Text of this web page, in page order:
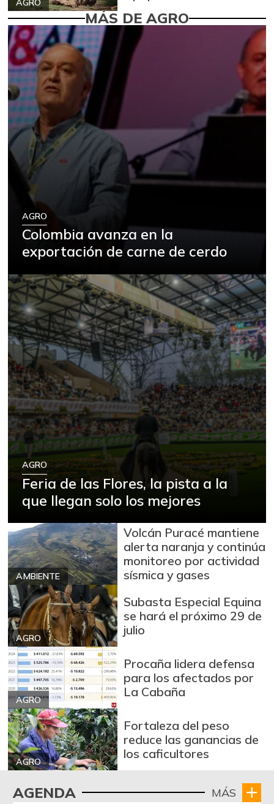
AGRO
MÁS DE AGRO
AGRO
Colombia avanza en la
exportación de carne de cerdo
AGRO
Feria de las Flores, la pista a la
que llegan solo los mejores
AMBIENTE
Volcán Puracé mantiene
alerta naranja y continúa
monitoreo por actividad
sísmica y gases
AGRO
Subasta Especial Equina
se hará el próximo 29 de
julio
AGRO
Procaña lidera defensa
para los afectados por
La Cabaña
AGRO
Fortaleza del peso
reduce las ganancias de
los caficultores
AGENDA MÁS